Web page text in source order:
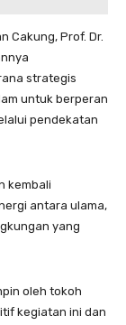
Cakung, Prof. Dr.
strategis
untuk berperan
pendekatan
kembali
antara ulama,
yang
oleh tokoh
kegiatan ini dan